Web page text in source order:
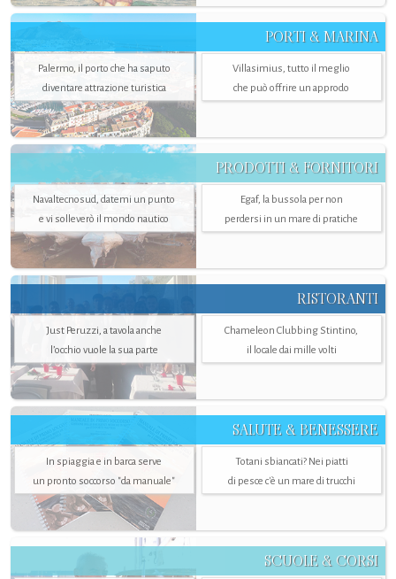
PORTI & MARINA
Palermo, il porto che ha saputo
diventare attrazione turistica
Villasimius, tutto il meglio
che può offrire un approdo
PRODOTTI & FORNITORI
Navaltecnosud, datemi un punto
e vi solleverò il mondo nautico
Egaf, la bussola per non
perdersi in un mare di pratiche
RISTORANTI
Just Peruzzi, a tavola anche
l’occhio vuole la sua parte
Chameleon Clubbing Stintino,
il locale dai mille volti
SALUTE & BENESSERE
In spiaggia e in barca serve
un pronto soccorso "da manuale"
Totani sbiancati? Nei piatti
di pesce c'è un mare di trucchi
SCUOLE & CORSI